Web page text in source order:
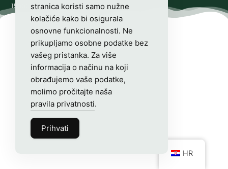
15:00
stranica koristi samo nužne
kolačiće kako bi osigurala
osnovne funkcionalnosti. Ne
prikupljamo osobne podatke bez
vašeg pristanka. Za više
informacija o načinu na koji
obrađujemo vaše podatke,
molimo pročitajte naša
pravila privatnosti.
Prihvati
HR